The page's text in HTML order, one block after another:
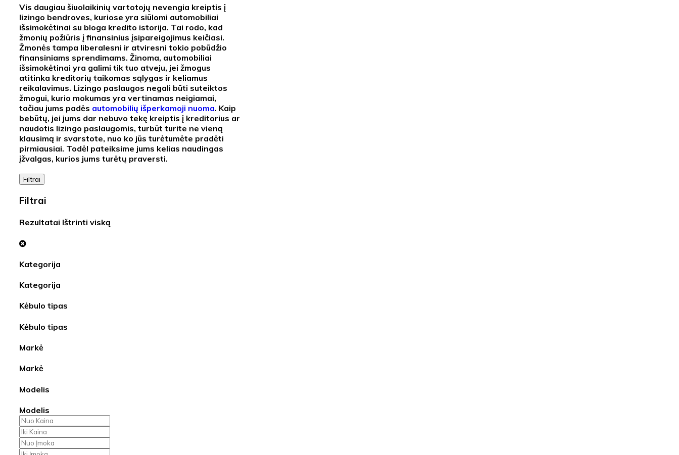
Vis daugiau šiuolaikinių vartotojų nevengia kreiptis į
lizingo bendroves, kuriose yra siūlomi automobiliai
išsimokėtinai su bloga kredito istorija. Tai rodo, kad
žmonių požiūris į finansinius įsipareigojimus keičiasi.
Žmonės tampa liberalesni ir atviresni tokio pobūdžio
finansiniams sprendimams. Žinoma, automobiliai
išsimokėtinai yra galimi tik tuo atveju, jei žmogus
atitinka kreditorių taikomas sąlygas ir keliamus
reikalavimus. Lizingo paslaugos negali būti suteiktos
žmogui, kurio mokumas yra vertinamas neigiamai,
tačiau jums padės automobilių išperkamoji nuoma. Kaip
bebūtų, jei jums dar nebuvo tekę kreiptis į kreditorius ar
naudotis lizingo paslaugomis, turbūt turite ne vieną
klausimą ir svarstote, nuo ko jūs turėtumėte pradėti
pirmiausiai. Todėl pateiksime jums kelias naudingas
įžvalgas, kurios jums turėtų praversti.
Filtrai
Filtrai
Rezultatai Ištrinti viską
Kategorija
Kategorija
Kėbulo tipas
Kėbulo tipas
Markė
Markė
Modelis
Modelis